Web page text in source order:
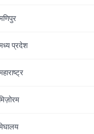
प्रदेश
फिल्मी दुनिया
दिन पकड़ी रफ्तार, ‘बेबी डू
बुरा हाल, आलिया भट्ट का